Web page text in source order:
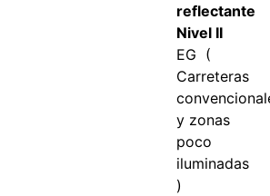
reflectante
Nivel II
EG (
Carreteras
y zonas
poco
iluminadas
)